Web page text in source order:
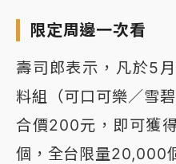
限定周邊一次看
壽司郎表示，凡於5
料組（可口可樂／雪
合價200元，即可獲
個，全台限量20,000